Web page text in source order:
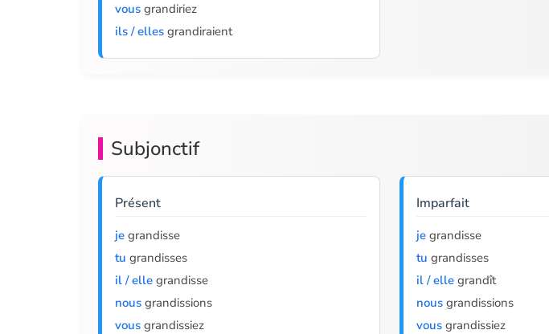
vous grandiriez
ils / elles grandiraient
Subjonctif
Présent
je grandisse
tu grandisses
il / elle grandisse
nous grandissions
vous grandissiez
Imparfait
jegrandisse
tu grandisses
il / ellegrandît
nousgrandissions
vousgrandissiez